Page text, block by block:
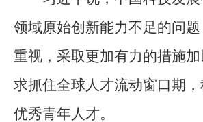
领域原始创新能力不足的问
重视，采取更加有力的措施
求抓住全球人才流动窗口期
优秀青年人才。